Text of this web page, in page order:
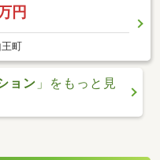
円
町
ョン 」をもっと見